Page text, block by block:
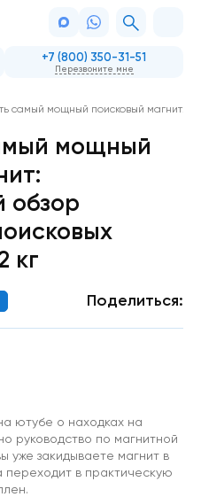
+7 (800) 350-31-51
Перезвоните мне
самый мощный поисковый магнит:
мощный
обзор
кг
Поделиться:
ютубе о находках на
руководство по магнитной
уже закидываете магнит в
переходит в практическую